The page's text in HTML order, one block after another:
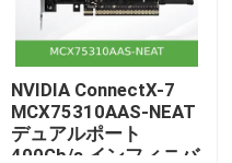
NVIDIA ConnectX-7
MCX75310AAS-NEAT
デュアルポート
400Gb/s インフィニバ